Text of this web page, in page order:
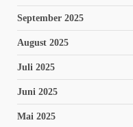
September 2025
August 2025
Juli 2025
Juni 2025
Mai 2025